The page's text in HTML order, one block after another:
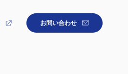
お問い合わせ